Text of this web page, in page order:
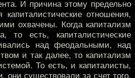
И причина этому предельно
капиталистические отношения,
охвачены. Когда капитализм
то есть, капиталистические
над феодальными, над
и так далее, то капитализм
То есть, и капиталисты,
они существовали за счет того,